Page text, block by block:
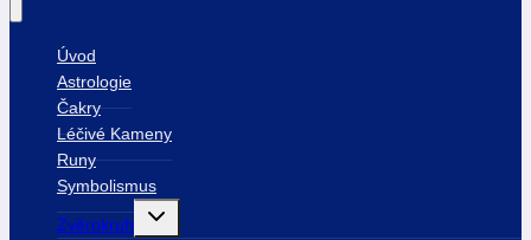
Úvod
Astrologie
Čakry
Léčivé Kameny
Runy
Symbolismus
Zvěrokruh
Toggle